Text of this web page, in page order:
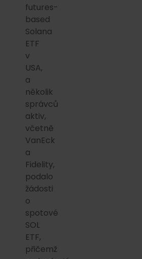
futures-
based
Solana
ETF
v
USA,
a
několik
správců
aktiv,
včetně
VanEck
a
Fidelity,
podalo
žádosti
o
spotové
SOL
ETF,
přičemž